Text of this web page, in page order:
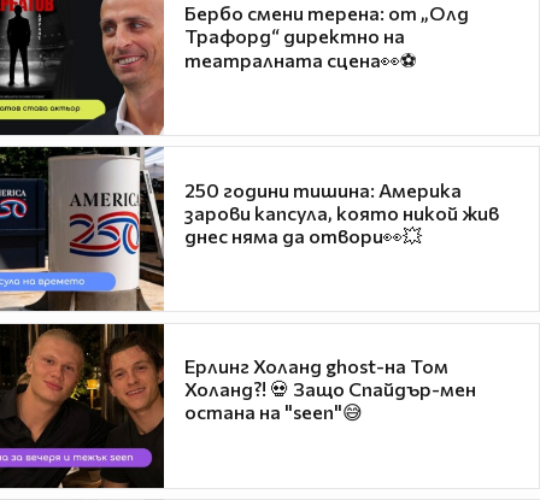
Бербо смени терена: от „Олд
Трафорд“ директно на
театралната сцена👀⚽
250 години тишина: Америка
зарови капсула, която никой жив
днес няма да отвори👀💥
Ерлинг Холанд ghost-на Том
Холанд?! 💀 Защо Спайдър-мен
остана на "seen"😅